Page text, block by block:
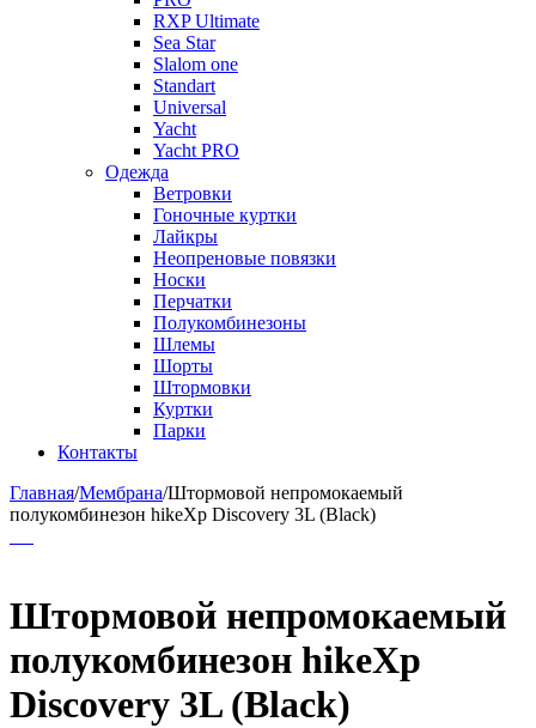
RXP Ultimate
Sea Star
Slalom one
Standart
Universal
Yacht
Yacht PRO
Одежда
Ветровки
Гоночные куртки
Лайкры
Неопреновые повязки
Носки
Перчатки
Полукомбинезоны
Шлемы
Шорты
Штормовки
Куртки
Парки
Контакты
Главная/Мембрана/Штормовой непромокаемый
полукомбинезон hikeXp Discovery 3L (Black)
Штормовой непромокаемый
полукомбинезон hikeXp
Discovery 3L (Black)